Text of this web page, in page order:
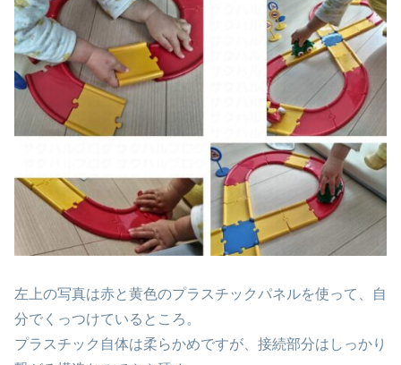
左上の写真は赤と黄色のプラスチックパネルを使って、自
分でくっつけているところ。
プラスチック自体は柔らかめですが、接続部分はしっかり